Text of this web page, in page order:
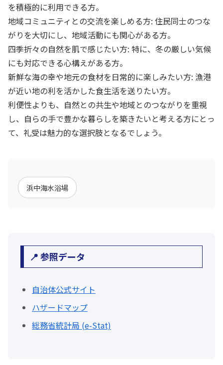
を積極的に利用できる方。
地域コミュニティとの交流を楽しめる方: 住民同士のつな
がりを大切にし、地域活動にも関心がある方。
四季折々の自然を肌で感じたい方: 特に、冬の厳しい気候
にも対応できる心構えがある方。
新鮮な海の幸や地元の食材を日常的に楽しみたい方: 漁港
が近い地の利を活かした食生活を送りたい方。
利便性よりも、自然との共生や地域とのつながりを重視
し、自らの手で豊かな暮らしを築きたいと考える方にとっ
て、礼受は魅力的な選択肢となるでしょう。
浜中海水浴場
📍 参照データ
自治体公式サイト
ハザードマップ
総務省統計局 (e-Stat)